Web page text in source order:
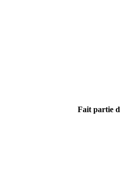
Fait partie